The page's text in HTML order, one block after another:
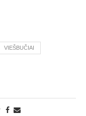
VIEŠBUČIAI